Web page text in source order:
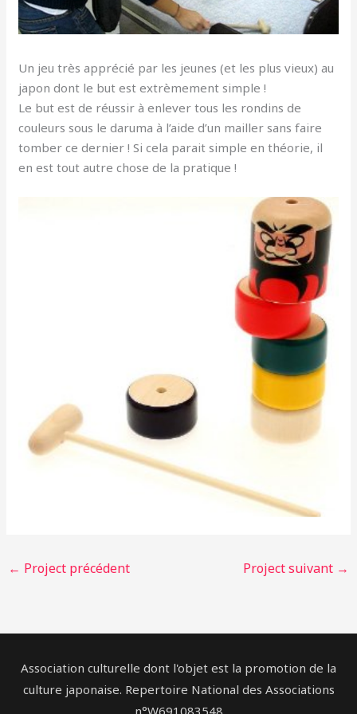
Un jeu très apprécié par les jeunes (et les plus vieux) au
japon dont le but est extrèmement simple !
Le but est de réussir à enlever tous les rondins de
couleurs sous le daruma à l’aide d’un mailler sans faire
tomber ce dernier ! Si cela parait simple en théorie, il
en est tout autre chose de la pratique !
← Project précédent Project suivant →
Association culturelle dont l'objet est la promotion de la
culture japonaise. Repertoire National des Associations